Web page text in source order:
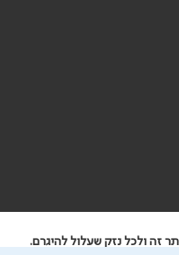
זה ולכל נזק שעלול להיגרם.